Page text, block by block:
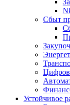
Сбыт
Устойчивое